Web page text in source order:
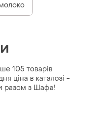
105 товарів
ціна в каталозі -
разом з Шафа!